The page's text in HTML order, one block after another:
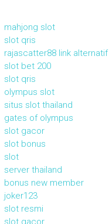
mahjong slot
slot qris
rajascatter88 link alternatif
slot bet 200
slot qris
olympus slot
situs slot thailand
gates of olympus
slot gacor
slot bonus
slot
server thailand
bonus new member
joker123
slot resmi
slot gacor